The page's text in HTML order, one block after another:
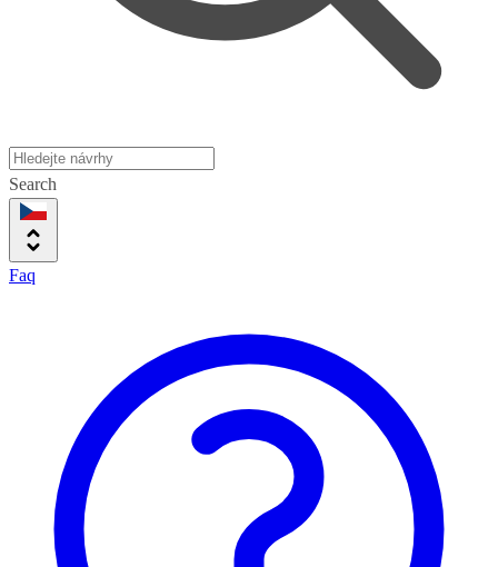
Search
Faq